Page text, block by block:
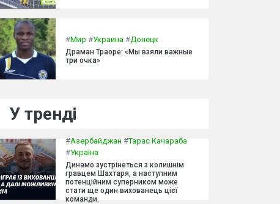
#Мир #Украина #Донецк
Драман Траоре: «Мы взяли важные
три очка»
У тренді
#Азербайджан #Тарас Качараба
#Україна
Динамо зустрінеться з колишнім
гравцем Шахтаря, а наступним
потенційним суперником може
стати ще один вихованець цієї
команди.